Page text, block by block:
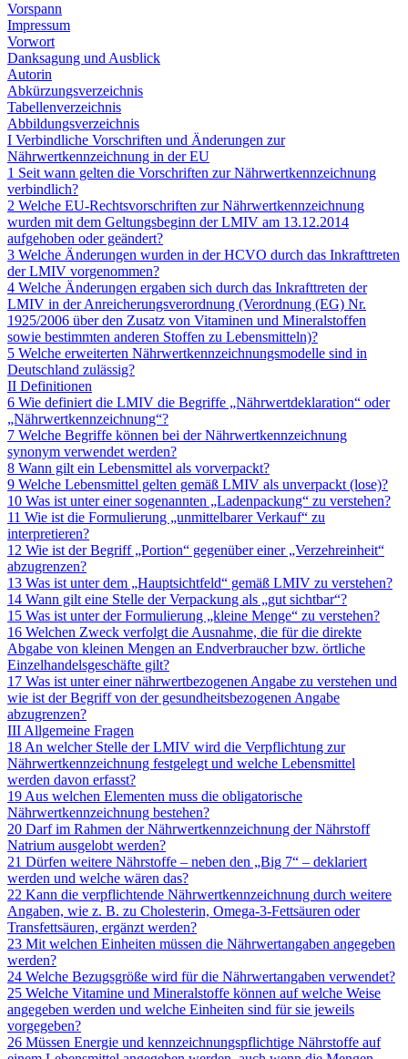
Vorspann
Impressum
Vorwort
Danksagung und Ausblick
Autorin
Abkürzungsverzeichnis
Tabellenverzeichnis
Abbildungsverzeichnis
I Verbindliche Vorschriften und Änderungen zur
Nährwertkennzeichnung in der EU
1 Seit wann gelten die Vorschriften zur Nährwertkennzeichnung
verbindlich?
2 Welche EU-Rechtsvorschriften zur Nährwertkennzeichnung
wurden mit dem Geltungsbeginn der LMIV am 13.12.2014
aufgehoben oder geändert?
3 Welche Änderungen wurden in der HCVO durch das Inkrafttreten
der LMIV vorgenommen?
4 Welche Änderungen ergaben sich durch das Inkrafttreten der
LMIV in der Anreicherungs­verordnung (Verordnung (EG) Nr.
1925/2006 über den Zusatz von Vitaminen und Mineralstoffen
sowie bestimmten anderen Stoffen zu Lebensmitteln)?
5 Welche erweiterten Nährwertkennzeichnungsmodelle sind in
Deutschland zulässig?
II Definitionen
6 Wie definiert die LMIV die Begriffe „Nährwertdeklaration“ oder
„Nährwertkennzeichnung“?
7 Welche Begriffe können bei der Nährwertkennzeichnung
synonym verwendet werden?
8 Wann gilt ein Lebensmittel als vorverpackt?
9 Welche Lebensmittel gelten gemäß LMIV als unverpackt (lose)?
10 Was ist unter einer sogenannten „Ladenpackung“ zu verstehen?
11 Wie ist die Formulierung „unmittelbarer Verkauf“ zu
interpretieren?
12 Wie ist der Begriff „Portion“ gegenüber einer „Verzehreinheit“
abzugrenzen?
13 Was ist unter dem „Hauptsichtfeld“ gemäß LMIV zu verstehen?
14 Wann gilt eine Stelle der Verpackung als „gut sichtbar“?
15 Was ist unter der Formulierung „kleine Menge“ zu verstehen?
16 Welchen Zweck verfolgt die Ausnahme, die für die direkte
Abgabe von kleinen Mengen an Endverbraucher bzw. örtliche
Einzelhandelsgeschäfte gilt?
17 Was ist unter einer nährwertbezogenen Angabe zu verstehen und
wie ist der Begriff von der gesundheitsbezogenen Angabe
abzugrenzen?
III Allgemeine Fragen
18 An welcher Stelle der LMIV wird die Verpflichtung zur
Nährwertkennzeichnung festgelegt und welche Lebensmittel
werden davon erfasst?
19 Aus welchen Elementen muss die obligatorische
Nährwertkennzeichnung bestehen?
20 Darf im Rahmen der Nährwertkennzeichnung der Nährstoff
Natrium ausgelobt werden?
21 Dürfen weitere Nährstoffe – neben den „Big 7“ – deklariert
werden und welche wären das?
22 Kann die verpflichtende Nährwertkennzeichnung durch weitere
Angaben, wie z. B. zu Cholesterin, Omega-3-Fettsäuren oder
Transfettsäuren, ergänzt werden?
23 Mit welchen Einheiten müssen die Nährwertangaben angegeben
werden?
24 Welche Bezugsgröße wird für die Nährwertangaben verwendet?
25 Welche Vitamine und Mineralstoffe können auf welche Weise
angegeben werden und welche Einheiten sind für sie jeweils
vorgegeben?
26 Müssen Energie und kennzeichnungspflichtige Nährstoffe auf